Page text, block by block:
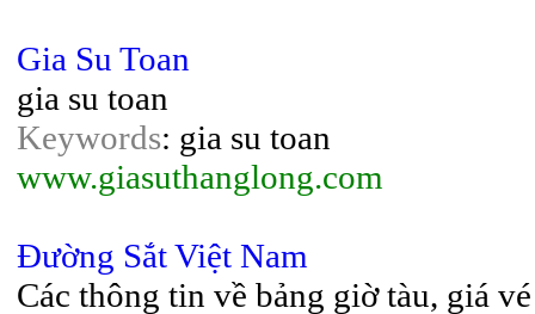
Gia Su Toan
gia su toan
Keywords: gia su toan
www.giasuthanglong.com
Đường Sắt Việt Nam
Các thông tin về bảng giờ tàu, giá